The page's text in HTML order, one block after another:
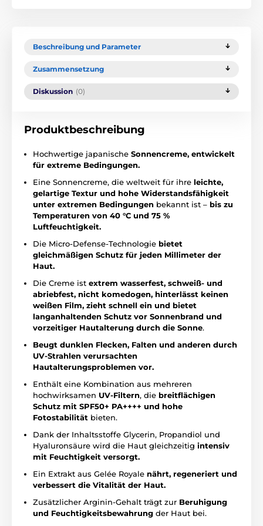
Beschreibung und Parameter
Zusammensetzung
Diskussion (0)
Produktbeschreibung
Hochwertige japanische Sonnencreme, entwickelt
für extreme Bedingungen.
Eine Sonnencreme, die weltweit für ihre leichte,
gelartige Textur und hohe Widerstandsfähigkeit
unter extremen Bedingungen bekannt ist – bis zu
Temperaturen von 40 °C und 75 %
Luftfeuchtigkeit.
Die Micro-Defense-Technologie bietet
gleichmäßigen Schutz für jeden Millimeter der
Haut.
Die Creme ist extrem wasserfest, schweiß- und
abriebfest, nicht komedogen, hinterlässt keinen
weißen Film, zieht schnell ein und bietet
langanhaltenden Schutz vor Sonnenbrand und
vorzeitiger Hautalterung durch die Sonne.
Beugt dunklen Flecken, Falten und anderen durch
UV-Strahlen verursachten
Hautalterungsproblemen vor.
Enthält eine Kombination aus mehreren
hochwirksamen UV-Filtern, die breitflächigen
Schutz mit SPF50+ PA++++ und hohe
Fotostabilität bieten.
Dank der Inhaltsstoffe Glycerin, Propandiol und
Hyaluronsäure wird die Haut gleichzeitig intensiv
mit Feuchtigkeit versorgt.
Ein Extrakt aus Gelée Royale nährt, regeneriert und
verbessert die Vitalität der Haut.
Zusätzlicher Arginin-Gehalt trägt zur Beruhigung
und Feuchtigkeitsbewahrung der Haut bei.